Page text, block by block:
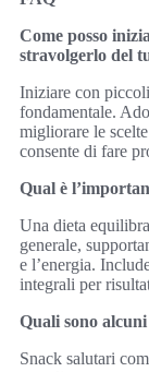
Come posso
stravolgerlo del
Iniziare con
fondamentale.
migliorare le
consente di fare
Qual è
Una dieta
generale,
e l’energia.
integrali per
Quali sono
Snack salutari